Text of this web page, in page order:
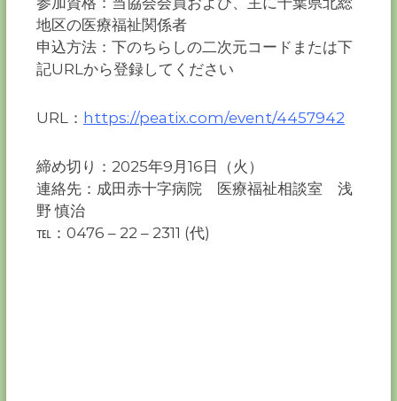
地区の医療福祉関係者
申込方法：下のちらしの二次元コードまたは下
記URLから登録してください
URL： https://peatix.com/event/4457942
締め切り：2025年9月16日（火）
連絡先：成田赤十字病院 医療福祉相談室 浅
野 慎治
℡：0476 – 22 – 2311 (代)